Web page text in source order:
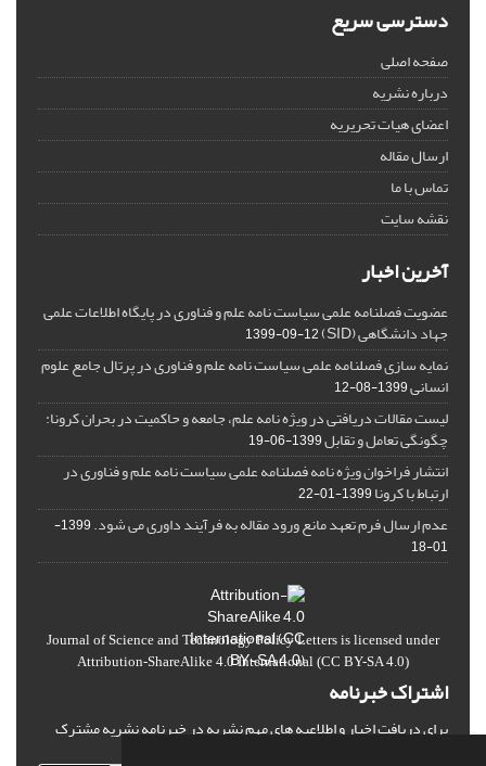
دسترسی سریع
صفحه اصلی
درباره نشریه
اعضای هیات تحریریه
ارسال مقاله
تماس با ما
نقشه سایت
آخرین اخبار
عضویت فصلنامه علمی سیاست نامه علم و فناوری در پایگاه اطلاعات علمی
جهاد دانشگاهی (SID) 1399-09-12
نمایه سازی فصلنامه علمی سیاست نامه علم و فناوری در پرتال جامع علوم
انسانی1399-08-12
لیست مقالات دریافتی در ویژه نامه علم، جامعه و حاکمیت در بحران کرونا:
چگونگی تعامل و تقابل1399-06-19
انتشار فراخوان ویژه‏ نامه فصلنامه علمی سیاست نامه علم و فناوری در
ارتباط با کرونا1399-01-22
عدم ارسال فرم تعهد مانع ورود مقاله به فرآیند داوری می شود.
1399-
01-18
Journal of Science and Technology Policy Letters is licensed under
Attribution-ShareAlike 4.0 International (CC BY-SA 4.0)
اشتراک خبرنامه
برای دریافت اخبار و اطلاعیه های مهم نشریه در خبرنامه نشریه مشترک